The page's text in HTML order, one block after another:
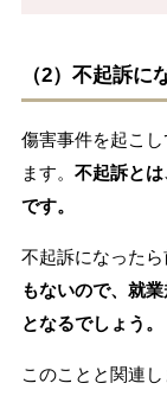
（2）不起訴に
傷害事件を起こ
ます。 不起訴と
です。
不起訴になったら
もないので、就
となるでしょう。
このことと関連